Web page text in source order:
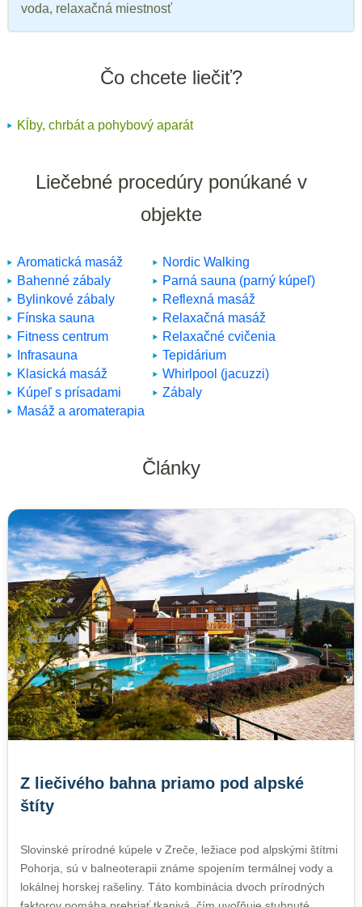
voda, relaxačná miestnosť
Čo chcete liečiť?
Kĺby, chrbát a pohybový aparát
Liečebné procedúry ponúkané v
objekte
Aromatická masáž
Bahenné zábaly
Bylinkové zábaly
Fínska sauna
Fitness centrum
Infrasauna
Klasická masáž
Kúpeľ s prísadami
Masáž a aromaterapia
Nordic Walking
Parná sauna (parný kúpeľ)
Reflexná masáž
Relaxačná masáž
Relaxačné cvičenia
Tepidárium
Whirlpool (jacuzzi)
Zábaly
Články
Z liečivého bahna priamo pod alpské
štíty
Slovinské prírodné kúpele v Zreče, ležiace pod alpskými štítmi
Pohorja, sú v balneoterapii známe spojením termálnej vody a
lokálnej horskej rašeliny. Táto kombinácia dvoch prírodných